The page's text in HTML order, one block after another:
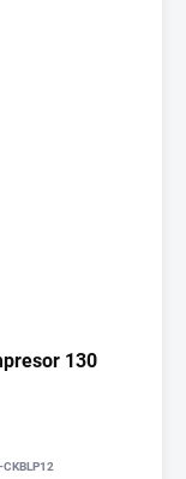
130
CKBLP12